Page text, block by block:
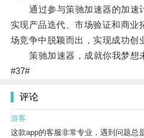
通过参与策驰加速器的加速
实现产品迭代、市场验证和商业
场竞争中脱颖而出，实现成功创
策驰加速器，成就你我梦想
#37#
评论
游客
这款app的客服非常专业，遇到问题总